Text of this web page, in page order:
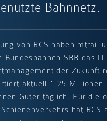
Bahnnetz.
von RCS haben mtrail
Bundesbahnen SBB das
der Zukunft
aktuell 1,25 Millionen
Güter täglich. Für die
hat RCS